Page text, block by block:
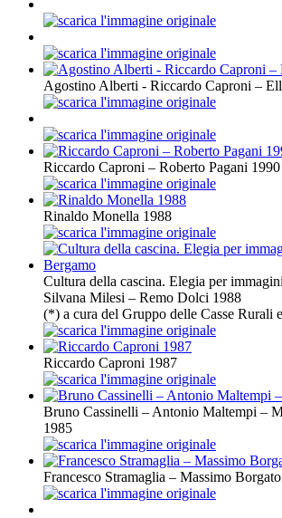
Agostino Alberti - Riccardo Caproni –
Riccardo Caproni – Roberto Pagani 1990
Rinaldo Monella 1988
Cultura della cascina. Elegia per
Silvana Milesi – Remo Dolci 1988
(*) a cura del Gruppo delle Casse
Riccardo Caproni 1987
Bruno Cassinelli – Antonio Maltempi –
1985
Francesco Stramaglia – Massimo